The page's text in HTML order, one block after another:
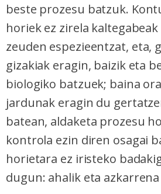
beste prozesu batzuk.
horiek ez zirela
zeuden espezieentzat, eta,
gizakiak eragin, baizik eta
biologiko batzuek; baina
jardunak eragin du
batean, aldaketa prozesu
kontrola ezin diren osagai
horietara ez iristeko
dugun: ahalik eta azkarrena